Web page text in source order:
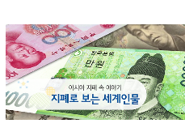
증제품 보유기업 등 한국환경산업기술
원 추천기업을 대상으로 오는 9월부터
기업당 최고 2억원까지 저리로 자금을
빌려준다. IBK기업은행, 캠코와 동반
성장펀드 120억원 조성한국자산관리
공사(캠코·대표 홍영만)는 사업에 어